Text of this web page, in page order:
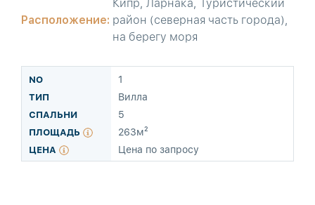
Расположение:
Кипр, Ларнака, Туристический
район (северная часть города),
на берегу моря
1
Вилла
5
263м²
Цена по запросу